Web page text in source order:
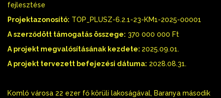
fejlesztése
Projektazonosító: TOP_PLUSZ-6.2.1-23-KM1-2025-00001
A szerződött támogatás összege: 370 000 000 Ft
A projekt megvalósításának kezdete: 2025.09.01.
A projekt tervezett befejezési dátuma: 2028.08.31.
Komló városa 22 ezer fő körüli lakoságával, Baranya második